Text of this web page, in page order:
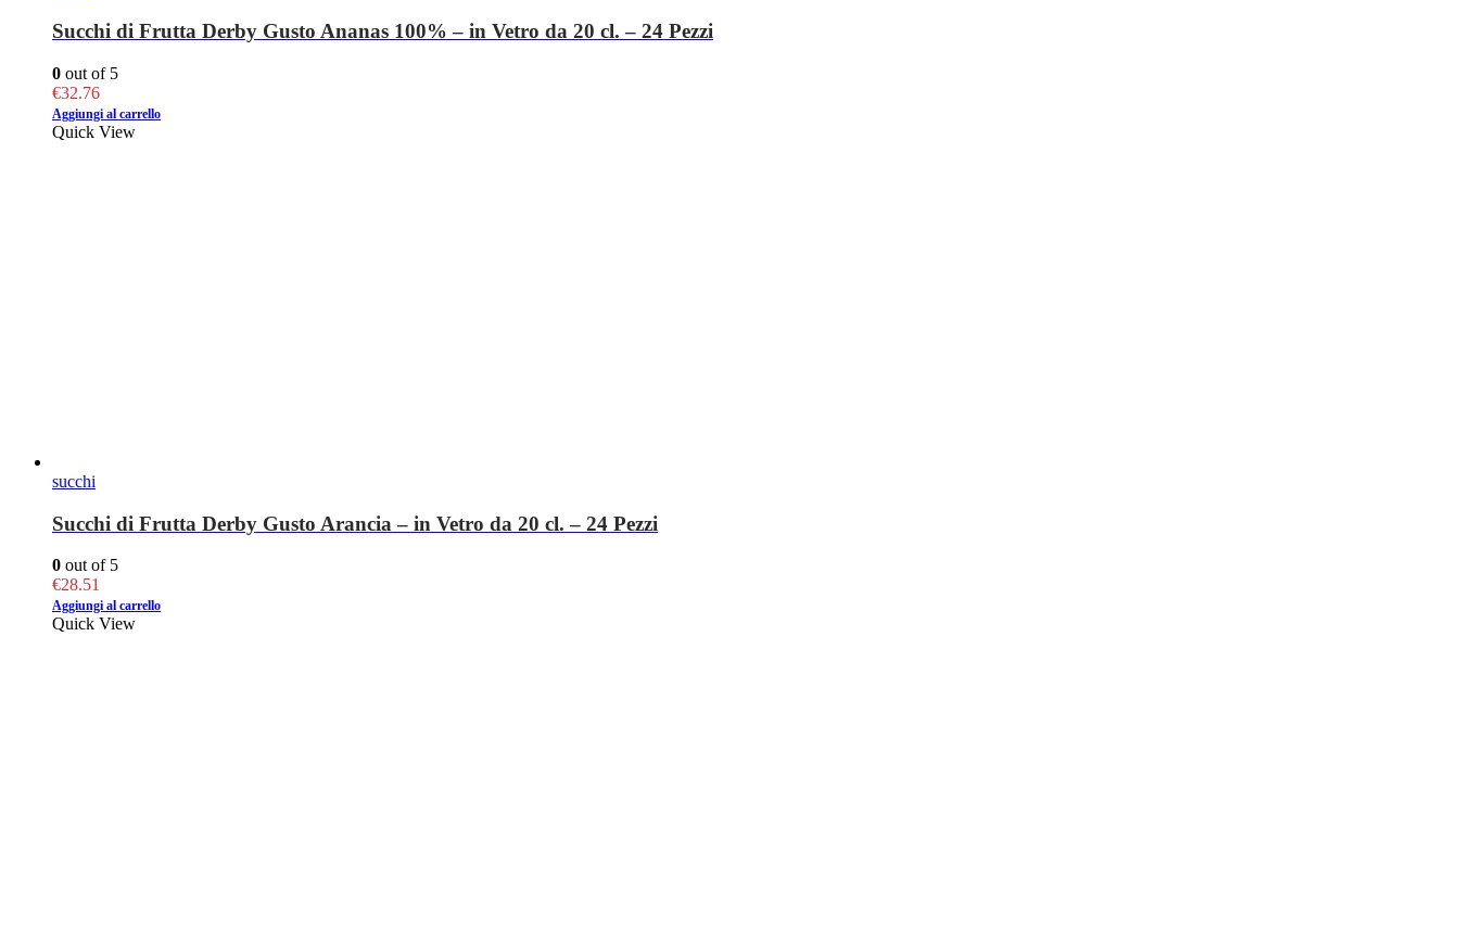
Succhi di Frutta Derby Gusto Ananas 100% – in Vetro da 20 cl. – 24 Pezzi
0 out of 5
€32.76
Aggiungi al carrello
Quick View
succhi
Succhi di Frutta Derby Gusto Arancia – in Vetro da 20 cl. – 24 Pezzi
0 out of 5
€28.51
Aggiungi al carrello
Quick View